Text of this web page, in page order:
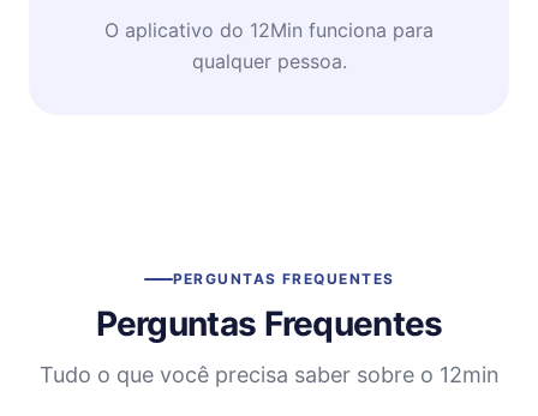
O aplicativo do 12Min funciona para
qualquer pessoa.
PERGUNTAS FREQUENTES
Perguntas Frequentes
Tudo o que você precisa saber sobre o 12min